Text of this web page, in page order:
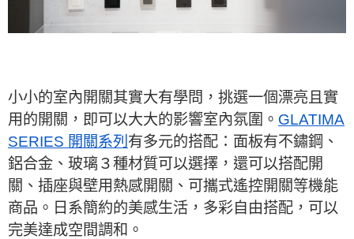
小小的室內開關其實大有學問，挑選一個漂亮且實
用的開關，即可以大大的影響室內氛圍。 GLATIMA
SERIES 開關系列 有多元的搭配：面板有不鏽鋼、
鋁合金、玻璃３種材質可以選擇，還可以搭配開
關、插座與壁用熱感開關、可攜式遙控開關等機能
商品。日系簡約的美感生活，多彩自由搭配，可以
完美達成空間調和。